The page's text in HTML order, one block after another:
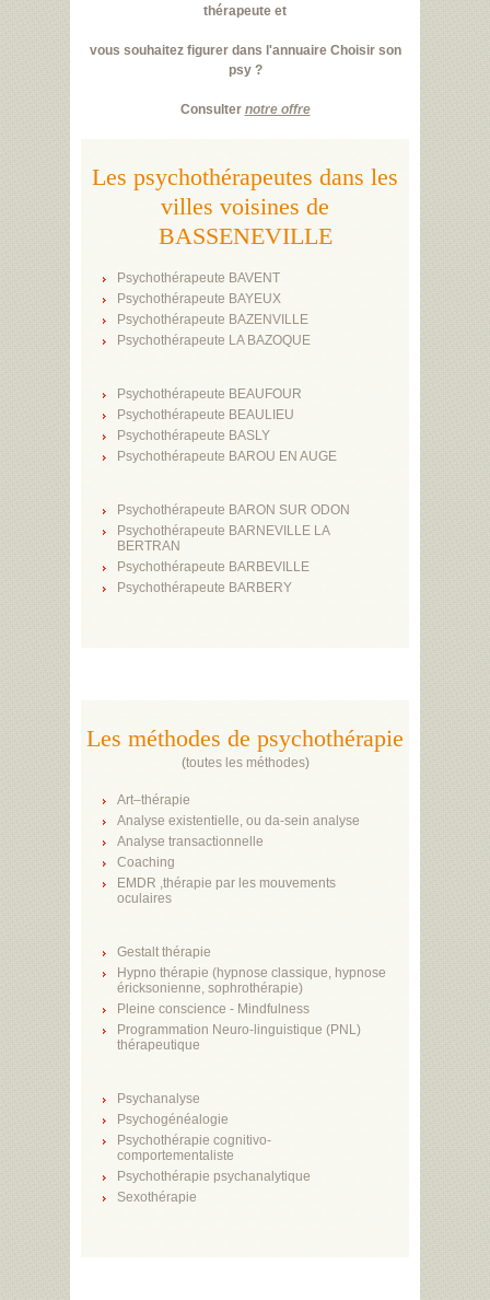
thérapeute et
vous souhaitez figurer dans l'annuaire Choisir son
psy ?
Consulter notre offre
Les psychothérapeutes dans les
villes voisines de
BASSENEVILLE
Psychothérapeute BAVENT
Psychothérapeute BAYEUX
Psychothérapeute BAZENVILLE
Psychothérapeute LA BAZOQUE
Psychothérapeute BEAUFOUR
Psychothérapeute BEAULIEU
Psychothérapeute BASLY
Psychothérapeute BAROU EN AUGE
Psychothérapeute BARON SUR ODON
Psychothérapeute BARNEVILLE LA
BERTRAN
Psychothérapeute BARBEVILLE
Psychothérapeute BARBERY
Les méthodes de psychothérapie
(toutes les méthodes)
Art–thérapie
Analyse existentielle, ou da-sein analyse
Analyse transactionnelle
Coaching
EMDR ,thérapie par les mouvements
oculaires
Gestalt thérapie
Hypno thérapie (hypnose classique, hypnose
éricksonienne, sophrothérapie)
Pleine conscience - Mindfulness
Programmation Neuro-linguistique (PNL)
thérapeutique
Psychanalyse
Psychogénéalogie
Psychothérapie cognitivo-
comportementaliste
Psychothérapie psychanalytique
Sexothérapie